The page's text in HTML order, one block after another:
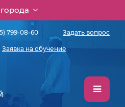
799-08-60 Задать вопрос
Заявка на обучение